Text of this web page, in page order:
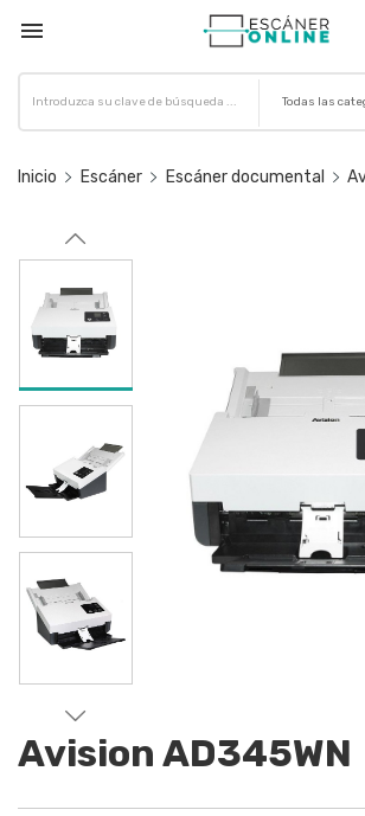

Inicio Escáner Escáner documental
Avision AD345WN